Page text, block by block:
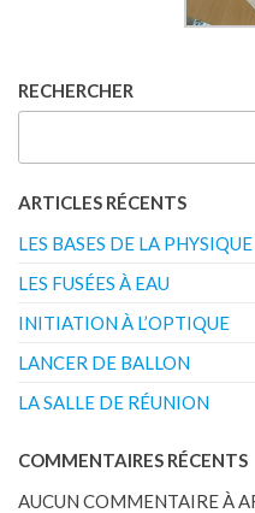
RECHERCHER
ARTICLES RÉCENTS
LES BASES DE LA
LES FUSÉES À EAU
INITIATION À L’OPTIQUE
LANCER DE BALLON
LA SALLE DE RÉUNION
COMMENTAIRES RÉCENTS
AUCUN COMMENTAIRE À